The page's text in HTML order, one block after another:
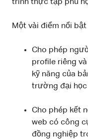
trình thực tập phù
Một vài điểm nổi
Cho phép
profile riêng
kỹ năng của
trường đại
Cho phép kết
web có công
đồng nghiệp